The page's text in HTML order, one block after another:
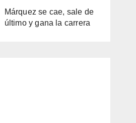
Márquez se cae, sale de
último y gana la carrera